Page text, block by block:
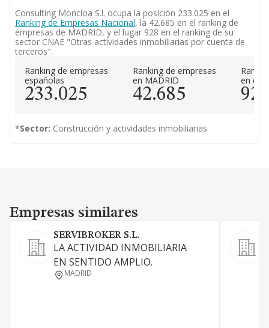
Consulting Moncloa S.l. ocupa la posición 233.025 en el
Ranking de Empresas Nacional, la 42.685 en el ranking de
empresas de MADRID, y el lugar 928 en el ranking de su
sector CNAE "Otras actividades inmobiliarias por cuenta de
terceros".
Ranking de empresas
españolas
233.025
Ranking de empresas
en MADRID
42.685
en el
928
*Sector: Construcción y actividades inmobiliarias
Empresas similares
Empresas similares
SERVIBROKER S.L.
LA ACTIVIDAD INMOBILIARIA
EN SENTIDO AMPLIO.
MADRID